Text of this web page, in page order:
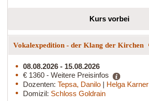
Kurs vorbei
Vokalexpedition - der Klang der Kirchen
08.08.2026 - 15.08.2026
€ 1360 - Weitere Preisinfos
Dozenten: Tepsa, Danilo | Helga Karner
Domizil: Schloss Goldrain